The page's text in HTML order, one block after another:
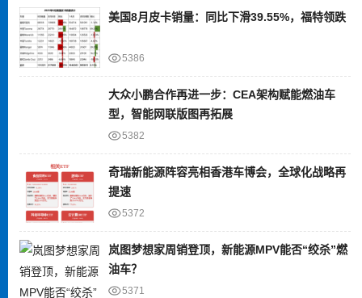
美国8月皮卡销量：同比下滑39.55%，福特领跌
5386
大众小鹏合作再进一步：CEA架构赋能燃油车
型，智能网联版图再拓展
5382
奇瑞新能源阵容亮相香港车博会，全球化战略再
提速
5372
岚图梦想家周销登顶，新能源MPV能否“绞杀”燃
油车？
5371